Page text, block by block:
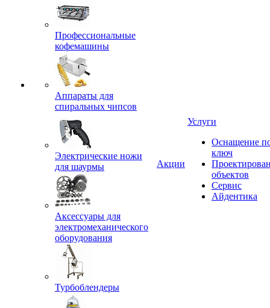
Профессиональные
кофемашины
Аппараты для
спиральных чипсов
Электрические ножи
для шаурмы
Аксессуары для
электромеханического
оборудования
Турбоблендеры
Акции
Услуги
Оснащение
ключ
объектов
Сервис
Айдентика